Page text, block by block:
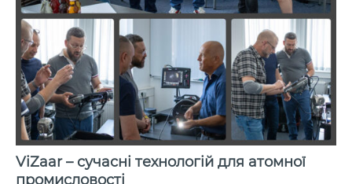
ViZaar – сучасні технологій для атомної
промисловості